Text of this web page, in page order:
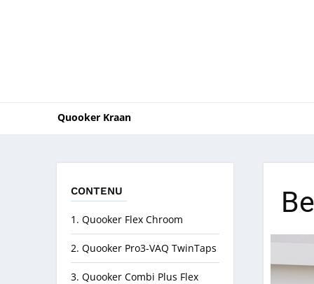
Quooker Kraan
CONTENU
1. Quooker Flex Chroom
2. Quooker Pro3-VAQ TwinTaps
3. Quooker Combi Plus Flex